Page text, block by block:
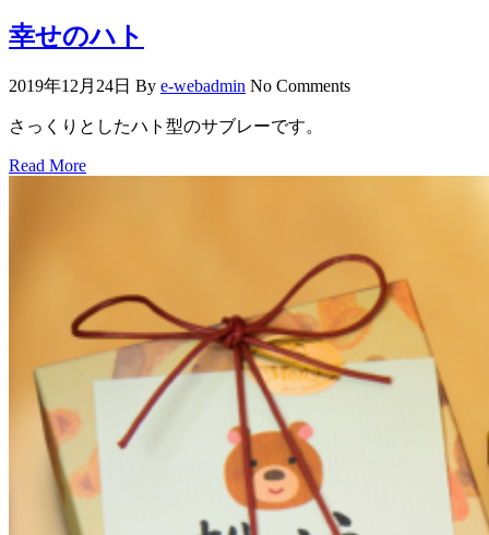
幸せのハト
2019年12月24日 By e-webadmin No Comments
さっくりとしたハト型のサブレーです。
Read More